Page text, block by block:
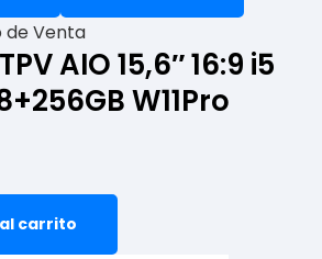
de Venta
AIO 15,6″ 16:9 i5
W11Pro
carrito